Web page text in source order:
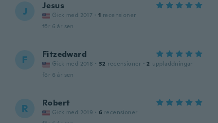
J Jesus
Gick med 2017 · 1 recensioner
för 6 år sen
F Fitzedward
Gick med 2018 · 32 recensioner · 2 uppladdningar
för 6 år sen
R Robert
Gick med 2019 · 6 recensioner